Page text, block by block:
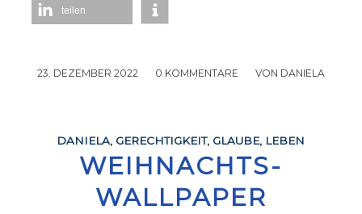
teilen
23. DEZEMBER 2022
/ 0 KOMMENTARE
/ VON DANIELA
DANIELA, GERECHTIGKEIT, GLAUBE, LEBEN
WEIHNACHTS-
WALLPAPER